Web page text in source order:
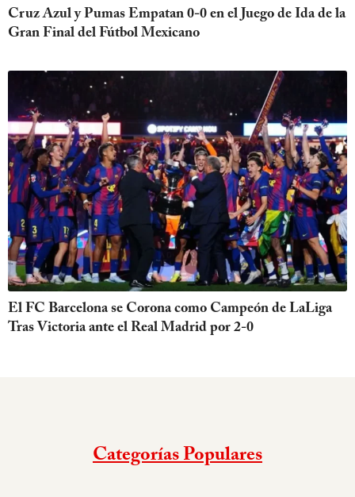
Cruz Azul y Pumas Empatan 0-0 en el Juego de Ida de la
Gran Final del Fútbol Mexicano
El FC Barcelona se Corona como Campeón de LaLiga
Tras Victoria ante el Real Madrid por 2-0
Categorías Populares